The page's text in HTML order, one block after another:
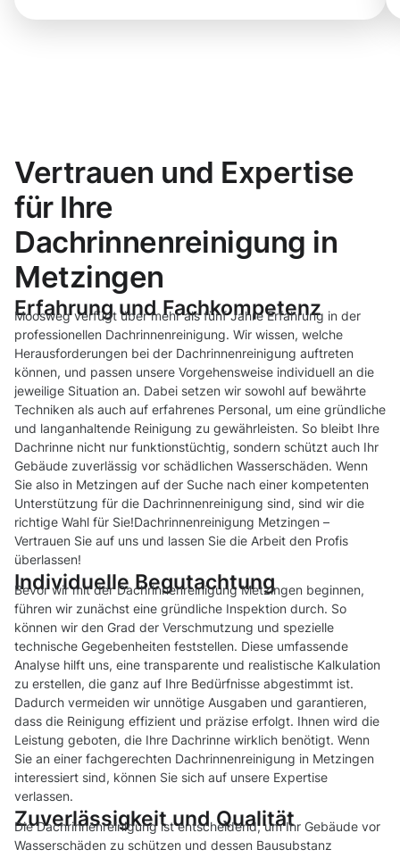
Vertrauen und Expertise
für Ihre
Dachrinnenreinigung in
Metzingen
Erfahrung und Fachkompetenz
Moosweg verfügt über mehr als fünf Jahre Erfahrung in der
professionellen Dachrinnenreinigung. Wir wissen, welche
Herausforderungen bei der Dachrinnenreinigung auftreten
können, und passen unsere Vorgehensweise individuell an die
jeweilige Situation an. Dabei setzen wir sowohl auf bewährte
Techniken als auch auf erfahrenes Personal, um eine gründliche
und langanhaltende Reinigung zu gewährleisten. So bleibt Ihre
Dachrinne nicht nur funktionstüchtig, sondern schützt auch Ihr
Gebäude zuverlässig vor schädlichen Wasserschäden. Wenn
Sie also in Metzingen auf der Suche nach einer kompetenten
Unterstützung für die Dachrinnenreinigung sind, sind wir die
richtige Wahl für Sie!Dachrinnenreinigung Metzingen –
Vertrauen Sie auf uns und lassen Sie die Arbeit den Profis
überlassen!
Individuelle Begutachtung
Bevor wir mit der Dachrinnenreinigung Metzingen beginnen,
führen wir zunächst eine gründliche Inspektion durch. So
können wir den Grad der Verschmutzung und spezielle
technische Gegebenheiten feststellen. Diese umfassende
Analyse hilft uns, eine transparente und realistische Kalkulation
zu erstellen, die ganz auf Ihre Bedürfnisse abgestimmt ist.
Dadurch vermeiden wir unnötige Ausgaben und garantieren,
dass die Reinigung effizient und präzise erfolgt. Ihnen wird die
Leistung geboten, die Ihre Dachrinne wirklich benötigt. Wenn
Sie an einer fachgerechten Dachrinnenreinigung in Metzingen
interessiert sind, können Sie sich auf unsere Expertise
verlassen.
Zuverlässigkeit und Qualität
Die Dachrinnenreinigung ist entscheidend, um Ihr Gebäude vor
Wasserschäden zu schützen und dessen Bausubstanz